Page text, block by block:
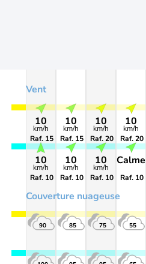
Vent
Couverture nuageuse
10
km/h
Raf. 15
10
km/h
Raf. 10
90
10
km/h
Raf. 15
10
km/h
Raf. 10
85
10
km/h
Raf. 20
10
km/h
Raf. 10
75
10
km/h
Raf. 20
Calme
Raf. 10
55